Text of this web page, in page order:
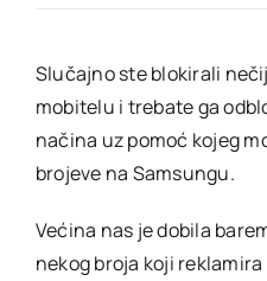
Slučajno ste blokirali
mobitelu i trebate ga
načina uz pomoć kojeg
brojeve na Samsungu.
Većina nas je dobila
nekog broja koji